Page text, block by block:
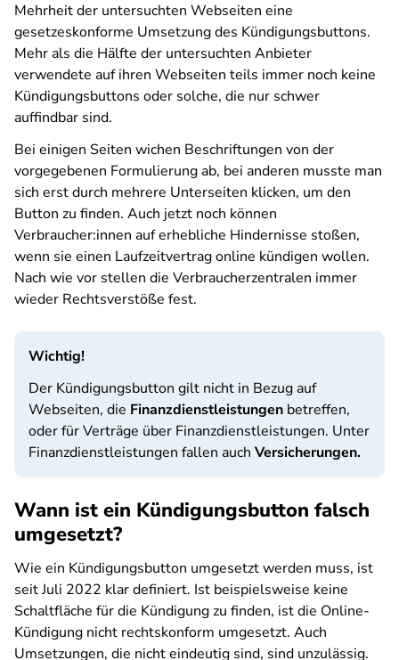
Mehrheit der untersuchten Webseiten eine
gesetzeskonforme Umsetzung des Kündigungsbuttons.
Mehr als die Hälfte der untersuchten Anbieter
verwendete auf ihren Webseiten teils immer noch keine
Kündigungsbuttons oder solche, die nur schwer
auffindbar sind.
Bei einigen Seiten wichen Beschriftungen von der
vorgegebenen Formulierung ab, bei anderen musste man
sich erst durch mehrere Unterseiten klicken, um den
Button zu finden. Auch jetzt noch können
Verbraucher:innen auf erhebliche Hindernisse stoßen,
wenn sie einen Laufzeitvertrag online kündigen wollen.
Nach wie vor stellen die Verbraucherzentralen immer
wieder Rechtsverstöße fest.
Wichtig!
Der Kündigungsbutton gilt nicht in Bezug auf
Webseiten, die Finanzdienstleistungen betreffen,
oder für Verträge über Finanzdienstleistungen. Unter
Finanzdienstleistungen fallen auch Versicherungen.
Wann ist ein Kündigungsbutton falsch
umgesetzt?
Wie ein Kündigungsbutton umgesetzt werden muss, ist
seit Juli 2022 klar definiert. Ist beispielsweise keine
Schaltfläche für die Kündigung zu finden, ist die Online-
Kündigung nicht rechtskonform umgesetzt. Auch
Umsetzungen, die nicht eindeutig sind, sind unzulässig.